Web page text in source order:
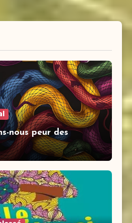
nous peur des